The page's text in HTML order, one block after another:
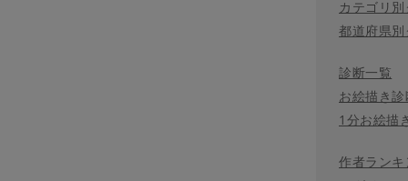
カテゴリ
都道府県
診断一覧
お絵描き
1分お絵描
作者ラン